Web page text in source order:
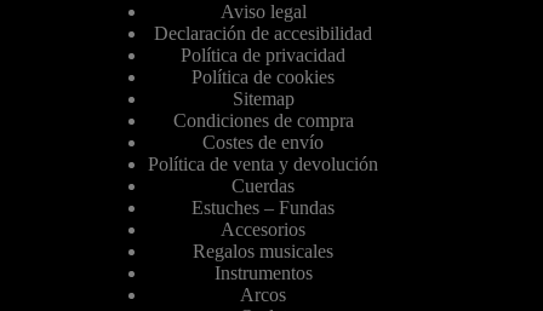
Aviso legal
Declaración de accesibilidad
Política de privacidad
Política de cookies
Sitemap
Condiciones de compra
Costes de envío
Política de venta y devolución
Cuerdas
Estuches – Fundas
Accesorios
Regalos musicales
Instrumentos
Arcos